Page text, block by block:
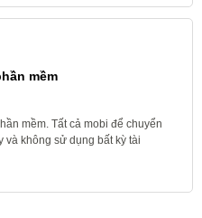
mềm
mềm. Tất cả mobi để chuyển
và không sử dụng bất kỳ tài